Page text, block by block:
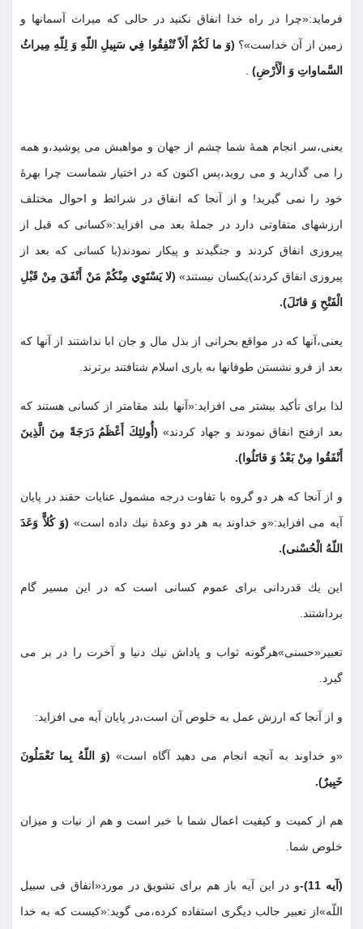
فرمايد:«چرا در راه خدا انفاق نكنيد در حالى كه ميراث آسمانها و
زمين از آن خداست»؟ (وَ ما لَكُمْ أَلاّ تُنْفِقُوا فِي سَبِيلِ اللّهِ وَ لِلّهِ مِيراثُ
السَّماواتِ وَ الْأَرْضِ)
يعنى،سر انجام همۀ شما چشم از جهان و مواهبش مى پوشيد،و همه
را مى گذاريد و مى رويد،پس اكنون كه در اختيار شماست چرا بهرۀ
خود را نمى گيريد! و از آنجا كه انفاق در شرائط و احوال مختلف
ارزشهاى متفاوتى دارد در جملۀ بعد مى افزايد:«كسانى كه قبل از
پيروزى انفاق كردند و جنگيدند و پيكار نمودند(با كسانى كه بعد از
پيروزى انفاق كردند)يكسان نيستند» (لا يَسْتَوِي مِنْكُمْ مَنْ أَنْفَقَ مِنْ قَبْلِ
الْفَتْحِ وَ قاتَلَ).
يعنى،آنها كه در مواقع بحرانى از بذل مال و جان ابا نداشتند از آنها كه
بعد از فرو نشستن طوفانها به يارى اسلام شتافتند برترند
لذا براى تأكيد بيشتر مى افزايد:«آنها بلند مقامتر از كسانى هستند كه
بعد ازفتح انفاق نمودند و جهاد كردند» (أُولئِكَ أَعْظَمُ دَرَجَةً مِنَ الَّذِينَ
أَنْفَقُوا مِنْ بَعْدُ وَ قاتَلُوا).
و از آنجا كه هر دو گروه با تفاوت درجه مشمول عنايات حقند در پايان
آيه مى افزايد:«و خداوند به هر دو وعدۀ نيك داده است» (وَ كُلاًّ وَعَدَ
اللّهُ الْحُسْنى).
اين يك قدردانى براى عموم كسانى است كه در اين مسير گام
برداشتند
تعبير«حسنى»هرگونه ثواب و پاداش نيك دنيا و آخرت را در بر مى
گيرد
و از آنجا كه ارزش عمل به خلوص آن است،در پايان آيه مى افزايد:
«و خداوند به آنچه انجام مى دهيد آگاه است» (وَ اللّهُ بِما تَعْمَلُونَ
خَبِيرٌ).
هم از كميت و كيفيت اعمال شما با خبر است و هم از نيات و ميزان
خلوص شما
(آيه 11)-
و در اين آيه باز هم براى تشويق در مورد«انفاق فى سبيل
اللّه»از تعبير جالب ديگرى استفاده كرده،مى گويد:«كيست كه به خدا